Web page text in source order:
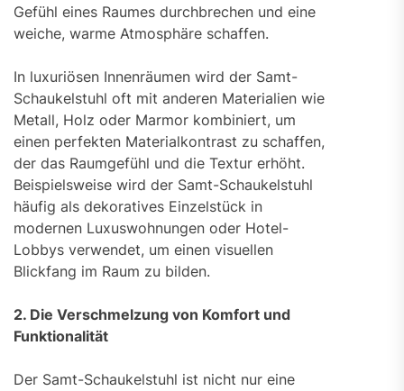
Gefühl eines Raumes durchbrechen und eine
weiche, warme Atmosphäre schaffen.
In luxuriösen Innenräumen wird der Samt-
Schaukelstuhl oft mit anderen Materialien wie
Metall, Holz oder Marmor kombiniert, um
einen perfekten Materialkontrast zu schaffen,
der das Raumgefühl und die Textur erhöht.
Beispielsweise wird der Samt-Schaukelstuhl
häufig als dekoratives Einzelstück in
modernen Luxuswohnungen oder Hotel-
Lobbys verwendet, um einen visuellen
Blickfang im Raum zu bilden.
2. Die Verschmelzung von Komfort und
Funktionalität
Der Samt-Schaukelstuhl ist nicht nur eine